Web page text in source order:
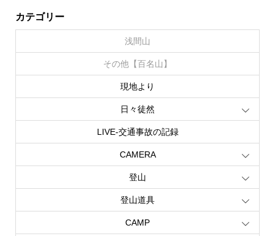
カテゴリー
浅間山
その他【百名山】
現地より
日々徒然
LIVE‐交通事故の記録
CAMERA
登山
登山道具
CAMP